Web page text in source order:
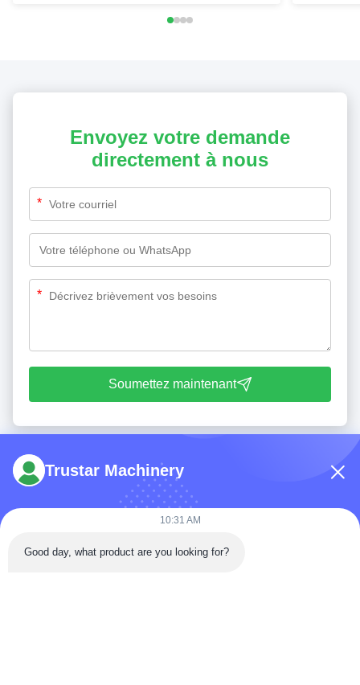
Envoyez votre demande
directement à nous
*
*
Soumettez maintenant
Tél: 86-180-5882-0351
Trustar Machinery
10:31 AM
Good day, what product are you looking for?